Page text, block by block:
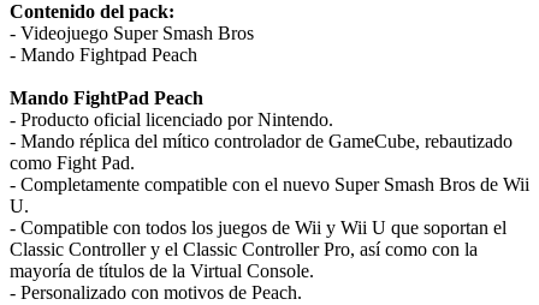
Contenido del pack:
- Videojuego Super Smash Bros
- Mando Fightpad Peach
Mando FightPad Peach
- Producto oficial licenciado por Nintendo.
- Mando réplica del mítico controlador de GameCube, rebautizado
como Fight Pad.
- Completamente compatible con el nuevo Super Smash Bros de Wii
U.
- Compatible con todos los juegos de Wii y Wii U que soportan el
Classic Controller y el Classic Controller Pro, así como con la
mayoría de títulos de la Virtual Console.
- Personalizado con motivos de Peach.